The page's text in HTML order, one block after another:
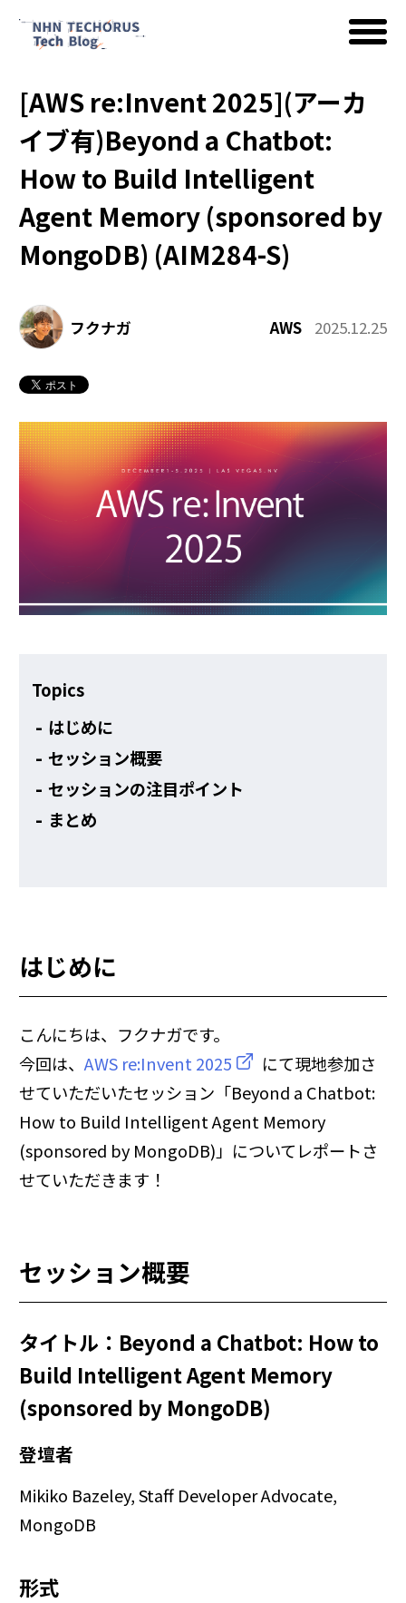
AWS
Google Cloud
イベント
コラム
その他
[AWS re:Invent 2025](アーカ
イブ有)Beyond a Chatbot:
How to Build Intelligent
Agent Memory (sponsored by
MongoDB) (AIM284-S)
フクナガ AWS 2025.12.25
Topics
はじめに
セッション概要
セッションの注目ポイント
まとめ
はじめに
こんにちは、フクナガです。
今回は、 AWS re:Invent 2025
にて現地参加さ
せていただいたセッション「Beyond a Chatbot:
How to Build Intelligent Agent Memory
(sponsored by MongoDB)」についてレポートさ
せていただきます！
セッション概要
タイトル：Beyond a Chatbot: How to
Build Intelligent Agent Memory
(sponsored by MongoDB)
登壇者
Mikiko Bazeley, Staff Developer Advocate,
MongoDB
形式